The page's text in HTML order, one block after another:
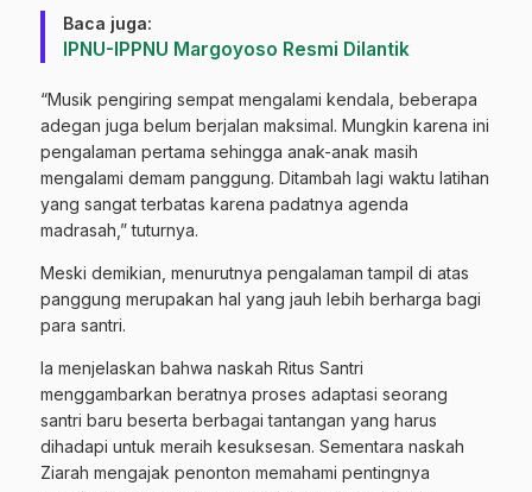
Baca juga:
IPNU-IPPNU Margoyoso Resmi Dilantik
“Musik pengiring sempat mengalami kendala, beberapa
adegan juga belum berjalan maksimal. Mungkin karena ini
pengalaman pertama sehingga anak-anak masih
mengalami demam panggung. Ditambah lagi waktu latihan
yang sangat terbatas karena padatnya agenda
madrasah,” tuturnya.
Meski demikian, menurutnya pengalaman tampil di atas
panggung merupakan hal yang jauh lebih berharga bagi
para santri.
Ia menjelaskan bahwa naskah Ritus Santri
menggambarkan beratnya proses adaptasi seorang
santri baru beserta berbagai tantangan yang harus
dihadapi untuk meraih kesuksesan. Sementara naskah
Ziarah mengajak penonton memahami pentingnya